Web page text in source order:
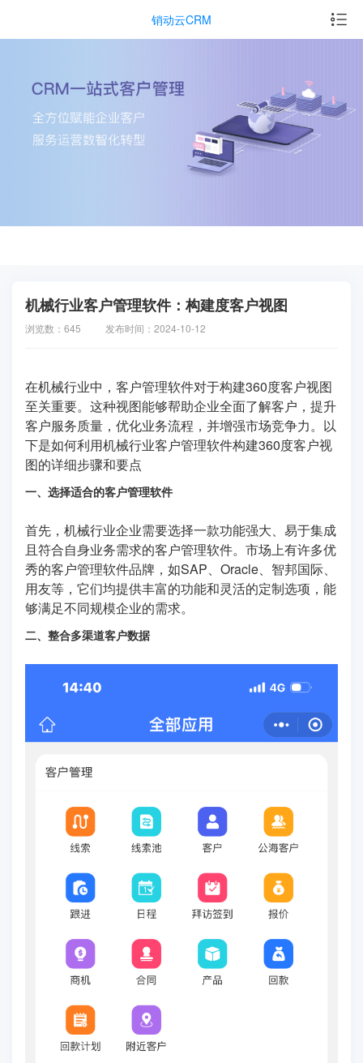
销动云CRM
机械行业客户管理软件：构建度客户视图
浏览数：645 发布时间：2024-10-12
在机械行业中，客户管理软件对于构建360度客户视图
至关重要。这种视图能够帮助企业全面了解客户，提升
客户服务质量，优化业务流程，并增强市场竞争力。以
下是如何利用机械行业客户管理软件构建360度客户视
图的详细步骤和要点
一、选择适合的客户管理软件
首先，机械行业企业需要选择一款功能强大、易于集成
且符合自身业务需求的客户管理软件。市场上有许多优
秀的客户管理软件品牌，如SAP、Oracle、智邦国际、
用友等，它们均提供丰富的功能和灵活的定制选项，能
够满足不同规模企业的需求。
二、整合多渠道客户数据